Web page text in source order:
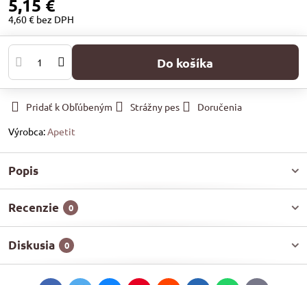
5,15 €
4,60 € bez DPH
Do košíka
Pridať k Obľúbeným Strážny pes
Doručenia
Výrobca:Apetit
Popis
Recenzie 0
Diskusia 0